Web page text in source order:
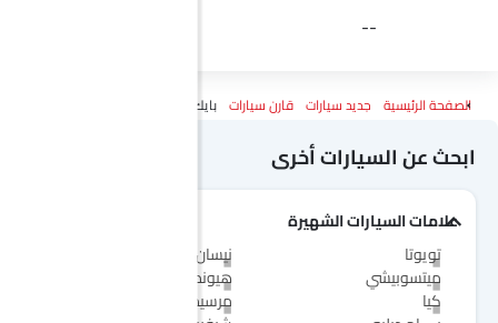
--
الصفحة الرئيسية جديد سيارات قارن سيارات بايك BJ30 Vs ج إم سي فيجوس
ابحث عن السيارات أخرى
علامات السيارات الشهيرة
تويوتا
نيسان
ميتسوبيشي
هيونداي
كيا
مرسيدس-بنز